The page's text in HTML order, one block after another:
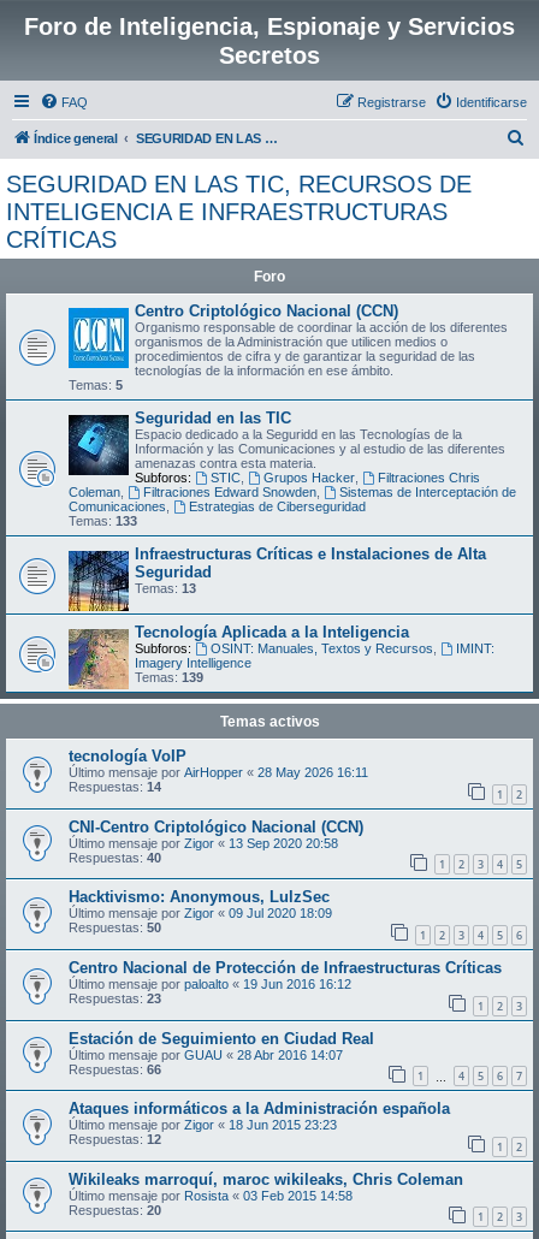
Foro de Inteligencia, Espionaje y Servicios
Secretos
FAQ Identificarse
Registrarse
Índice general SEGURIDAD EN LAS TIC, RECURSOS DE INTELIGENCIA E INFRAESTRUCTURAS CRÍTICAS
SEGURIDAD EN LAS TIC, RECURSOS DE
INTELIGENCIA E INFRAESTRUCTURAS
CRÍTICAS
Foro
Centro Criptológico Nacional (CCN)
Organismo responsable de coordinar la acción de los diferentes
organismos de la Administración que utilicen medios o
procedimientos de cifra y de garantizar la seguridad de las
tecnologías de la información en ese ámbito.
Temas: 5
Seguridad en las TIC
Espacio dedicado a la Seguridd en las Tecnologías de la
Información y las Comunicaciones y al estudio de las diferentes
amenazas contra esta materia.
Subforos:
STIC, Grupos Hacker,
Filtraciones Chris
Coleman
Filtraciones Edward Snowden,
Sistemas de Interceptación de
Comunicaciones
Estrategias de Ciberseguridad
Temas: 133
Infraestructuras Críticas e Instalaciones de Alta
Seguridad
Temas: 13
Tecnología Aplicada a la Inteligencia
Subforos: OSINT: Manuales, Textos y Recursos
IMINT:
Imagery Intelligence
Temas: 139
Temas activos
tecnología VoIP
Último mensaje por AirHopper « 28 May 2026 16:11
Respuestas: 14 1 2
CNI-Centro Criptológico Nacional (CCN)
Último mensaje por Zigor « 13 Sep 2020 20:58
Respuestas: 40 1 2 3 4 5
Hacktivismo: Anonymous, LulzSec
Último mensaje por Zigor « 09 Jul 2020 18:09
Respuestas: 50 1 2 3 4 5 6
Centro Nacional de Protección de Infraestructuras Críticas
Último mensaje por paloalto « 19 Jun 2016 16:12
Respuestas: 23 1 2 3
Estación de Seguimiento en Ciudad Real
Último mensaje por GUAU « 28 Abr 2016 14:07
Respuestas: 66 1 4 5 6 7
Ataques informáticos a la Administración española
Último mensaje por Zigor « 18 Jun 2015 23:23
Respuestas: 12 1 2
Wikileaks marroquí, maroc wikileaks, Chris Coleman
Último mensaje por Rosista « 03 Feb 2015 14:58
Respuestas: 20 1 2 3